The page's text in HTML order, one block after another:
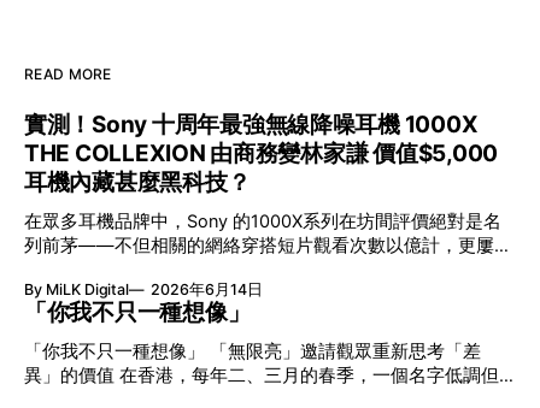
READ MORE
實測！Sony 十周年最強無線降噪耳機 1000X
THE COLLEXION 由商務變林家謙 價值$5,000
耳機內藏甚麼黑科技？
在眾多耳機品牌中，Sony 的1000X系列在坊間評價絕對是名
列前茅——不但相關的網絡穿搭短片觀看次數以億計，更屢獲
VGP 金獎，也是 Amazon 折扣日的大熱推介。
By MiLK Digital 2026年6月14日
「你我不只一種想像」
「你我不只一種想像」 「無限亮」邀請觀眾重新思考「差
異」的價值 在香港，每年二、三月的春季，一個名字低調但